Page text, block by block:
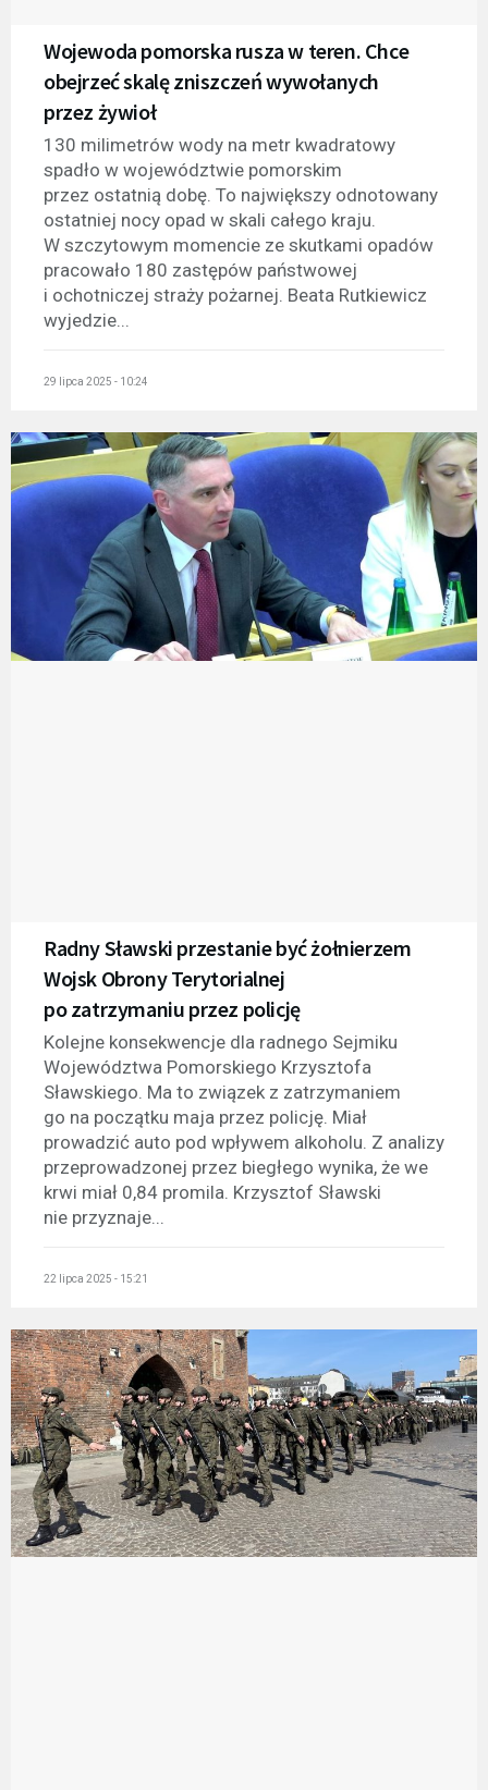
Wojewoda pomorska rusza w teren. Chce
obejrzeć skalę zniszczeń wywołanych
przez żywioł
130 milimetrów wody na metr kwadratowy
spadło w województwie pomorskim
przez ostatnią dobę. To największy odnotowany
ostatniej nocy opad w skali całego kraju.
W szczytowym momencie ze skutkami opadów
pracowało 180 zastępów państwowej
i ochotniczej straży pożarnej. Beata Rutkiewicz
wyjedzie...
29 lipca 2025 - 10:24
Radny Sławski przestanie być żołnierzem
Wojsk Obrony Terytorialnej
po zatrzymaniu przez policję
Kolejne konsekwencje dla radnego Sejmiku
Województwa Pomorskiego Krzysztofa
Sławskiego. Ma to związek z zatrzymaniem
go na początku maja przez policję. Miał
prowadzić auto pod wpływem alkoholu. Z analizy
przeprowadzonej przez biegłego wynika, że we
krwi miał 0,84 promila. Krzysztof Sławski
nie przyznaje...
22 lipca 2025 - 15:21